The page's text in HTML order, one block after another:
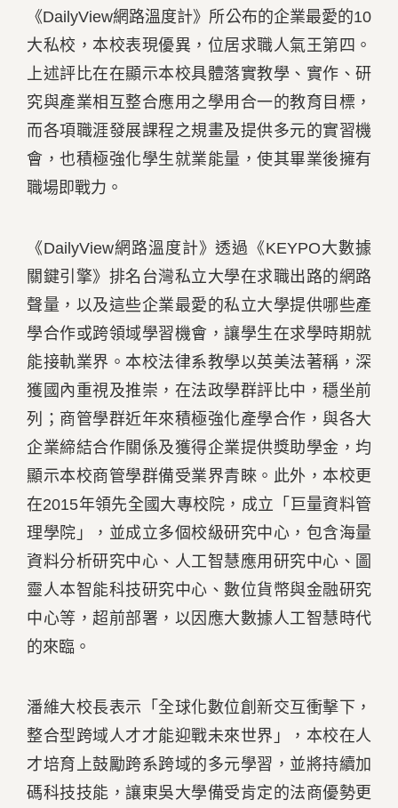
《DailyView網路溫度計》所公布的企業最愛的10
大私校，本校表現優異，位居求職人氣王第四。
上述評比在在顯示本校具體落實教學、實作、研
究與產業相互整合應用之學用合一的教育目標，
而各項職涯發展課程之規畫及提供多元的實習機
會，也積極強化學生就業能量，使其畢業後擁有
職場即戰力。
《DailyView網路溫度計》透過《KEYPO大數據
關鍵引擎》排名台灣私立大學在求職出路的網路
聲量，以及這些企業最愛的私立大學提供哪些產
學合作或跨領域學習機會，讓學生在求學時期就
能接軌業界。本校法律系教學以英美法著稱，深
獲國內重視及推崇，在法政學群評比中，穩坐前
列；商管學群近年來積極強化產學合作，與各大
企業締結合作關係及獲得企業提供獎助學金，均
顯示本校商管學群備受業界青睞。此外，本校更
在2015年領先全國大專校院，成立「巨量資料管
理學院」，並成立多個校級研究中心，包含海量
資料分析研究中心、人工智慧應用研究中心、圖
靈人本智能科技研究中心、數位貨幣與金融研究
中心等，超前部署，以因應大數據人工智慧時代
的來臨。
潘維大校長表示「全球化數位創新交互衝擊下，
整合型跨域人才才能迎戰未來世界」，本校在人
才培育上鼓勵跨系跨域的多元學習，並將持續加
碼科技技能，讓東吳大學備受肯定的法商優勢更